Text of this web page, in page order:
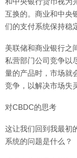
互换的。商业和中央
们的支付系统保持稳
美联储和商业银行之
私营部门公司竞争以
量的产品时，市场就
竞争，以解决市场失
对CBDC的思考
这让我们回到我最初
系统的问题是什么？